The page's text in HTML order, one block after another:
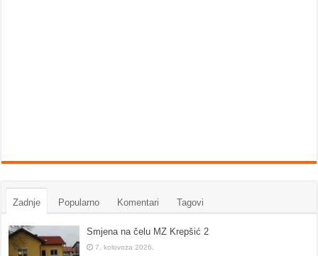
Zadnje Popularno Komentari Tagovi
Smjena na čelu MZ Krepšić 2
7. kolovoza 2026.